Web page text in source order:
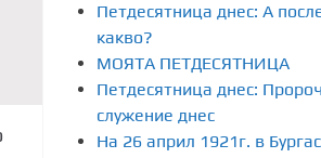
Петдесятница днес: А
какво?
МОЯТА ПЕТДЕСЯТНИЦА
Петдесятница днес:
служение днес
На 26 април 1921г. в